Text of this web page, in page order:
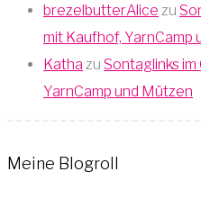
brezelbutterAlice zu
mit Kaufhof, YarnCamp
Katha zu Sontaglinks
YarnCamp und Mützen
Meine Blogroll